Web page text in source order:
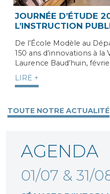
JOURNÉE D’ÉTUDE
L’INSTRUCTION
De l’École Modèle au
150 ans d’innovations à la
Laurence Baud’huin,
LIRE +
TOUTE NOTRE ACTUALITÉ
AGENDA
01/07 & 31/